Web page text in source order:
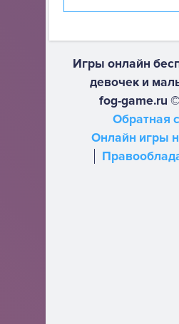
Игры онлайн
девочек и
fog-game.ru
Обратная
Онлайн игры